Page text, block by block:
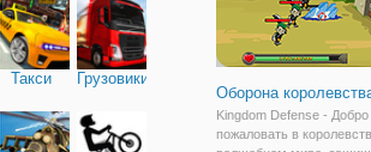
Такси Грузовики
Оборона
Kingdom Defense - Добро
пожаловать в